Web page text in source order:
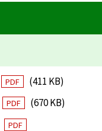
PDF
(411 KB)
PDF
(670 KB)
PDF